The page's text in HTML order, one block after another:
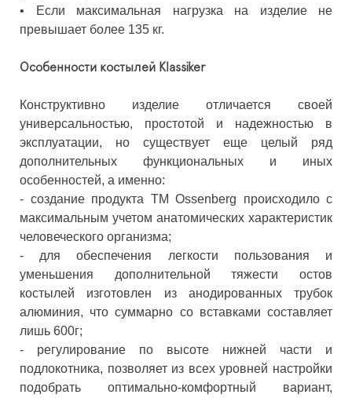
• Если максимальная нагрузка на изделие не
превышает более 135 кг.
Особенности костылей Klassiker
Конструктивно изделие отличается своей
универсальностью, простотой и надежностью в
эксплуатации, но существует еще целый ряд
дополнительных функциональных и иных
особенностей, а именно:
- создание продукта ТМ Ossenberg происходило с
максимальным учетом анатомических характеристик
человеческого организма;
- для обеспечения легкости пользования и
уменьшения дополнительной тяжести остов
костылей изготовлен из анодированных трубок
алюминия, что суммарно со вставками составляет
лишь 600г;
- регулирование по высоте нижней части и
подлокотника, позволяет из всех уровней настройки
подобрать оптимально-комфортный вариант,